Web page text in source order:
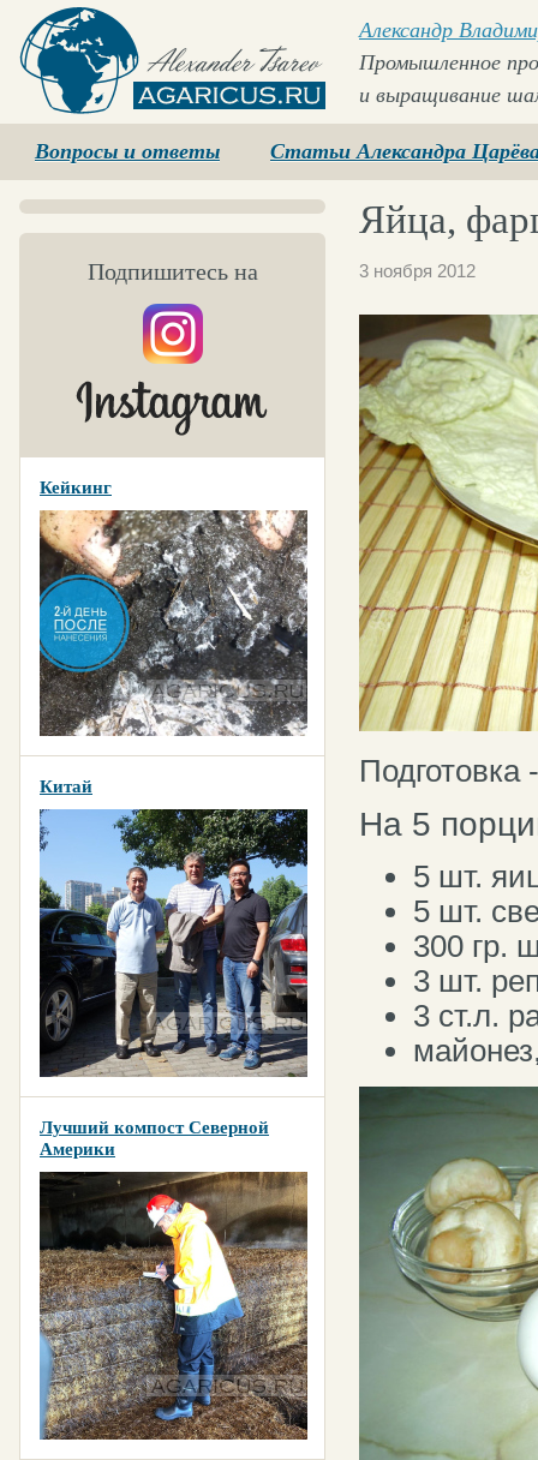
Agaricus.ru
Александр
Промышленное
и выращивание
Вопросы и ответы Статьи Александра
Подпишитесь на
Кейкинг
Китай
Лучший компост Северной
Америки
Яйца,
3 ноября 2012
Подготовка
На 5
5 шт.
5 шт.
300 гр.
3 шт.
3 ст.л.